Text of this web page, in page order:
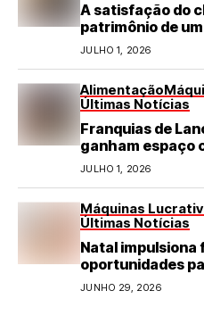
A satisfação do
patrimônio de
JULHO 1, 2026
Alimentação
Últimas Notícias
Franquias de
ganham espaço
refeições rápidas
JULHO 1, 2026
Máquinas
Últimas Notícias
Natal impulsiona
oportunidades
do varejo
JUNHO 29, 2026